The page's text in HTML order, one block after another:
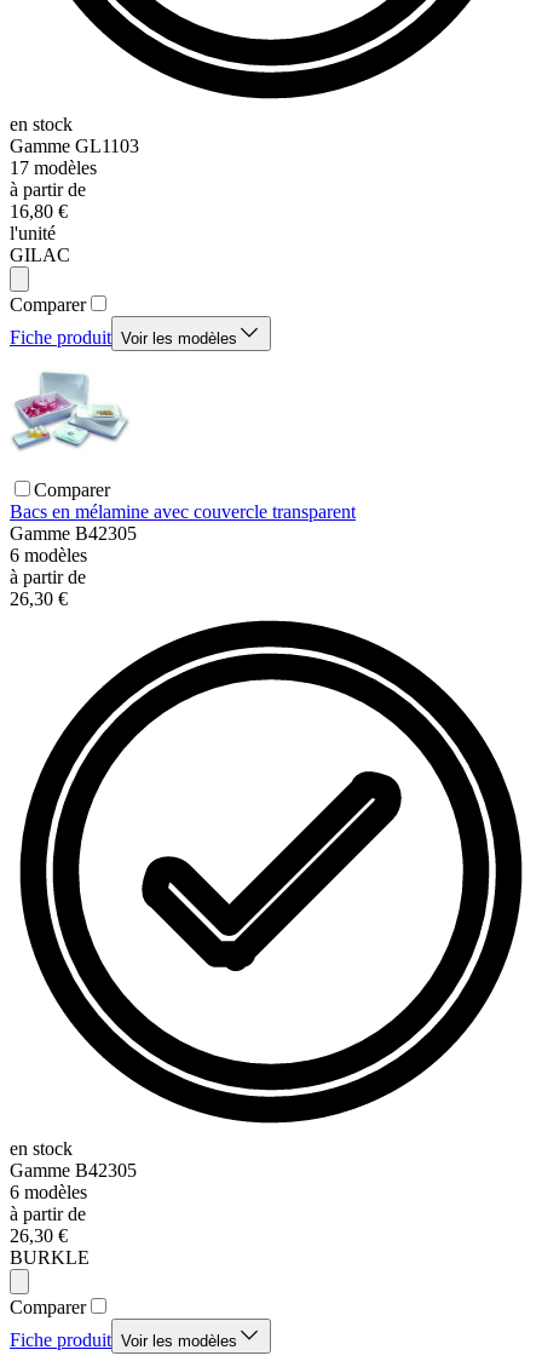
en stock
Gamme GL1103
17 modèles
à partir de
16,80 €
l'unité
GILAC
Comparer
Fiche produit Voir les modèles
Comparer
Bacs en mélamine avec couvercle transparent
Gamme B42305
6 modèles
à partir de
26,30 €
en stock
Gamme B42305
6 modèles
à partir de
26,30 €
BURKLE
Comparer
Fiche produit Voir les modèles